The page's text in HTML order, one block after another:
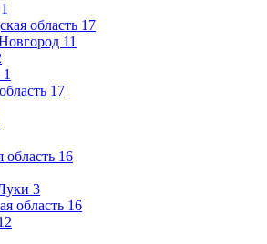
1
область 17
11
1
17
область 16
3
область 16